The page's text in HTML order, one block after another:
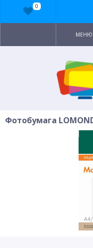
МЕНЮ
Фотобумага
0